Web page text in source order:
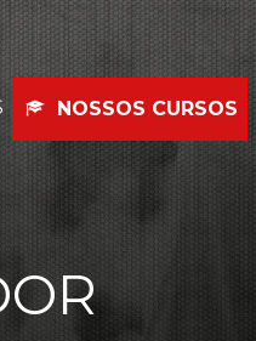
NOSSOS CURSOS